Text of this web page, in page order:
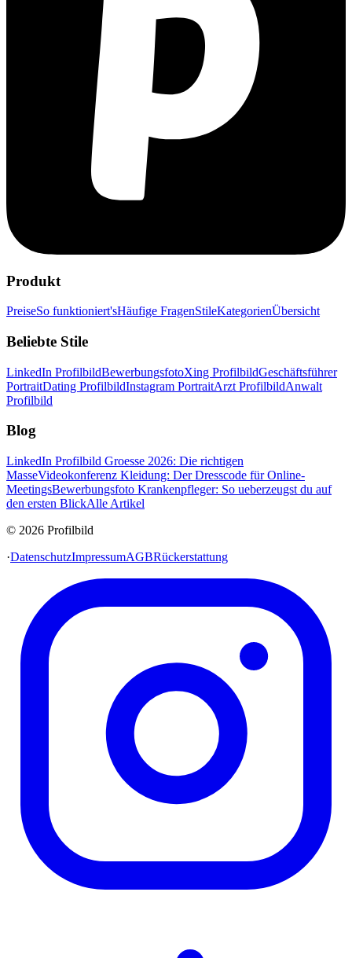
Produkt
PreiseSo funktioniert'sHäufige FragenStileKategorienÜbersicht
Beliebte Stile
LinkedIn ProfilbildBewerbungsfotoXing ProfilbildGeschäftsführer
PortraitDating ProfilbildInstagram PortraitArzt ProfilbildAnwalt
Profilbild
Blog
LinkedIn Profilbild Groesse 2026: Die richtigen
MasseVideokonferenz Kleidung: Der Dresscode für Online-
MeetingsBewerbungsfoto Krankenpfleger: So ueberzeugst du auf
den ersten BlickAlle Artikel
© 2026 Profilbild
·DatenschutzImpressumAGBRückerstattung